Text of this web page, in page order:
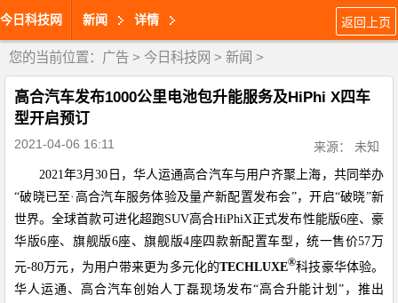
今日科技网 新闻 详情 返回上页
您的当前位置： 广告 > 今日科技网 > 新闻 >
高合汽车发布1000公里电池包升能服务及HiPhi X四车
型开启预订
2021-04-06 16:11 来源： 未知
2021年3月30 日，华人运通高合汽车与用户齐聚上海，共同举办
“破晓已至·高合汽车服务体验及量产新配置发布会”，开启“破晓”新
世界。全球首款可进化超跑SUV高合HiPhiX正式发布性能版6座、豪
华版6座、旗舰版6座、旗舰版4座四款新配置车型，统一售价57 万
元-80万元，为用户带来更为多元化的TECHLUXE®科技豪华体验。
华人运通、高合汽车创始人丁磊现场发布“高合升能计划”，推出